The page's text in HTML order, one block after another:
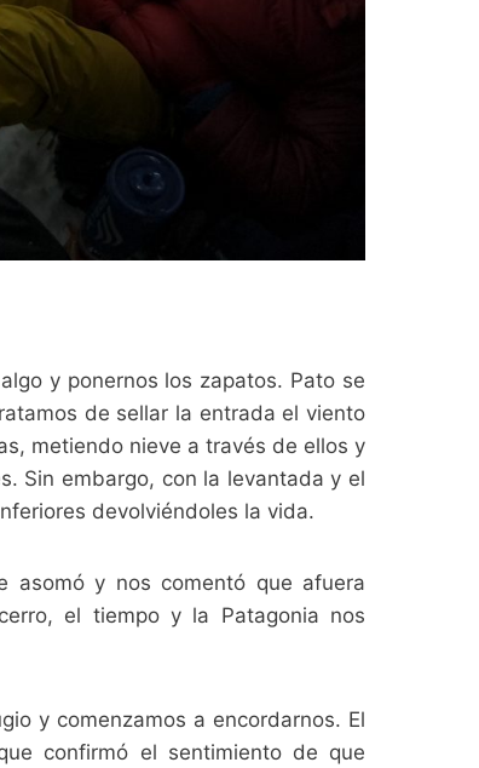
y ponernos los zapatos. Pato se
de sellar la entrada el viento
metiendo nieve a través de ellos y
Sin embargo, con la levantada y el
devolviéndoles la vida.
asomó y nos comentó que afuera
el tiempo y la Patagonia nos
y comenzamos a encordarnos. El
confirmó el sentimiento de que